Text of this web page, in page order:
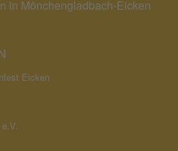
in Mönchengladbach-Eicken
Eicken